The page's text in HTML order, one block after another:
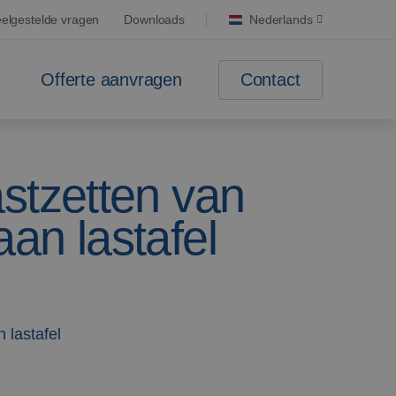
vragen Downloads Nederlands
Offerte aanvragen Contact
van
lastafel
lastafel